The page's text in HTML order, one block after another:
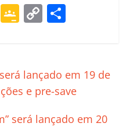
Li
e
G
gl
e
C
y
Li
p
ar
lançado em 19 de
e pre-save
será lançado em 20